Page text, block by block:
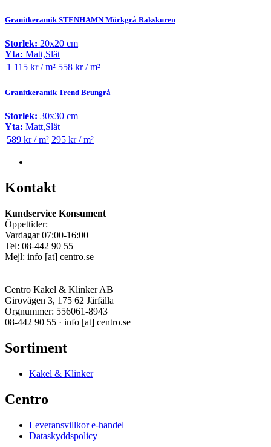
Granitkeramik STENHAMN Mörkgrå Rakskuren
Storlek: 20x20 cm
Yta: Matt,Slät
1 115 kr / m² 558 kr / m²
Granitkeramik Trend Brungrå
Storlek: 30x30 cm
Yta: Matt,Slät
589 kr / m² 295 kr / m²
Kontakt
Kundservice Konsument
Öppettider:
Vardagar 07:00-16:00
Tel: 08-442 90 55
Mejl: info [at] centro.se
Centro Kakel & Klinker AB
Girovägen 3, 175 62 Järfälla
Orgnummer: 556061-8943
08-442 90 55 · info [at] centro.se
Sortiment
Kakel & Klinker
Centro
Leveransvillkor e-handel
Dataskyddspolicy